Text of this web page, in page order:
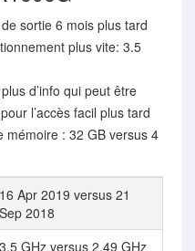
sortie 6 mois plus tard
plus vite: 3.5
d’info qui peut être
l’accès facil plus tard
mémoire : 32 GB versus 4
16 Apr 2019 versus 21
Sep 2018
3.5 GHz versus 2.49 GHz